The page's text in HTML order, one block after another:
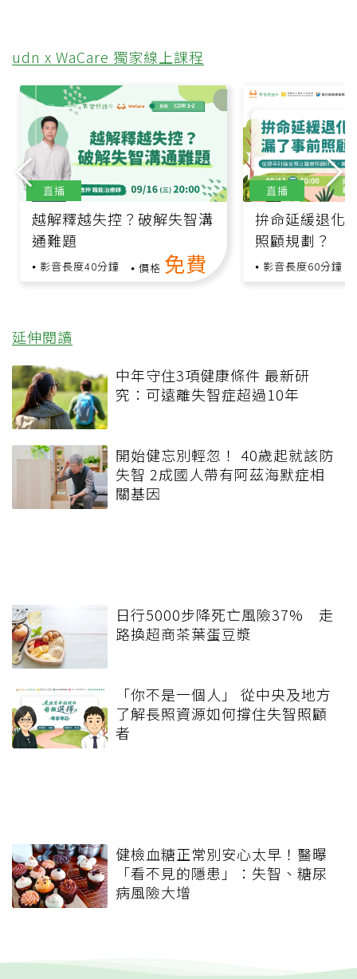
udn x WaCare 獨家線上課程
越解釋越失控？破解失智溝
通難題
影音長度40分鐘 價格 免費
直播
拚命延緩退化
照顧規劃？
影音長度60分鐘
直播
延伸閱讀
中年守住3項健康條件 最新研
究：可遠離失智症超過10年
開始健忘別輕忽！ 40歲起就該防
失智 2成國人帶有阿茲海默症相
關基因
日行5000步降死亡風險37% 走
路換超商茶葉蛋豆漿
「你不是一個人」 從中央及地方
了解長照資源如何撐住失智照顧
者
健檢血糖正常別安心太早！醫曝
「看不見的隱患」：失智、糖尿
病風險大增